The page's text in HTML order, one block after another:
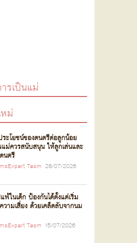
รเป็นแม่
ม่
ะโยชน์ของดนตรีต่อลูกน้อย
ม่ควรสนับสนุน ให้ลูกเล่นและ
นตรี
Team 28/07/2026
พ้ในเด็ก ป้องกันได้ตั้งแต่เริ่ม
วามเสี่ยง ด้วยเคล็ดลับจากนม
Team 15/07/2026